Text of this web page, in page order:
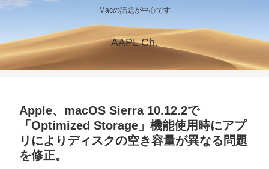
Macの話題が中心です
AAPL Ch.
Apple、macOS Sierra 10.12.2で
「Optimized Storage」機能使用時にアプ
リによりディスクの空き容量が異なる問題
を修正。